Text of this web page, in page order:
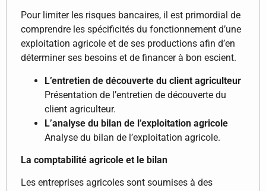
Pour limiter les risques bancaires, il est primordial de
comprendre les spécificités du fonctionnement d’une
exploitation agricole et de ses productions afin d’en
déterminer ses besoins et de financer à bon escient.
L’entretien de découverte du client agriculteur
Présentation de l’entretien de découverte du
client agriculteur.
L’analyse du bilan de l’exploitation agricole
Analyse du bilan de l’exploitation agricole.
La comptabilité agricole et le bilan
Les entreprises agricoles sont soumises à des